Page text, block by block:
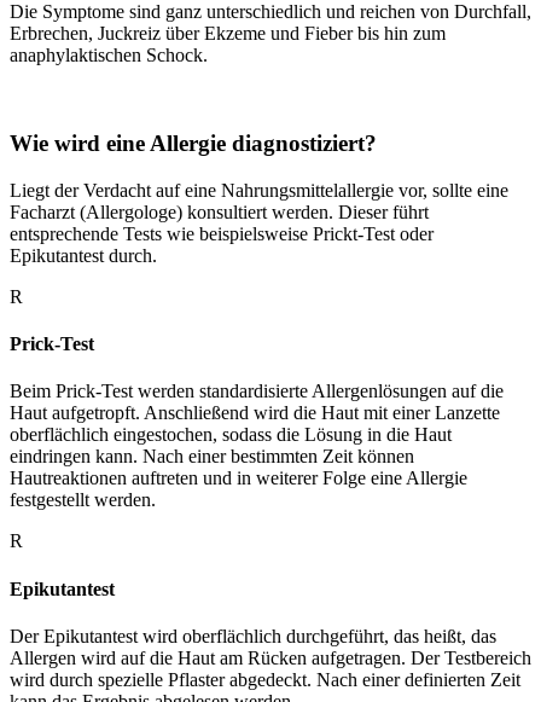
Die Symptome sind ganz unterschiedlich und reichen von Durchfall,
Erbrechen, Juckreiz über Ekzeme und Fieber bis hin zum
anaphylaktischen Schock.
Wie wird eine Allergie diagnostiziert?
Liegt der Verdacht auf eine Nahrungsmittelallergie vor, sollte eine
Facharzt (Allergologe) konsultiert werden. Dieser führt
entsprechende Tests wie beispielsweise Prickt-Test oder
Epikutantest durch.
R
Prick-Test
Beim Prick-Test werden standardisierte Allergenlösungen auf die
Haut aufgetropft. Anschließend wird die Haut mit einer Lanzette
oberflächlich eingestochen, sodass die Lösung in die Haut
eindringen kann. Nach einer bestimmten Zeit können
Hautreaktionen auftreten und in weiterer Folge eine Allergie
festgestellt werden.
R
Epikutantest
Der Epikutantest wird oberflächlich durchgeführt, das heißt, das
Allergen wird auf die Haut am Rücken aufgetragen. Der Testbereich
wird durch spezielle Pflaster abgedeckt. Nach einer definierten Zeit